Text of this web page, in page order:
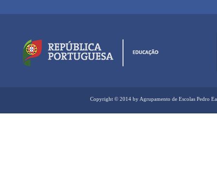
Copyright © 2014 by Agrupamento de Escolas Pedro